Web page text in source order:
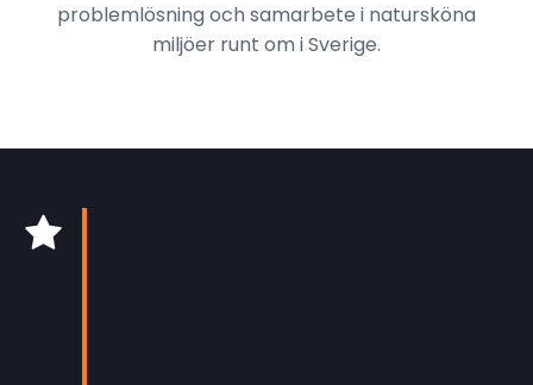
problemlösning och samarbete i natursköna
miljöer runt om i Sverige.